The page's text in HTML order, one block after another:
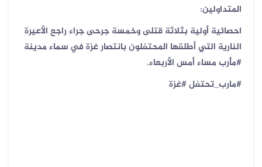
المتداولين:
احصائية أولية بثلاثة قتلى وخمسة جرحى جراء راجع الأعيرة
النارية التي أطلقها المحتفلون بانتصار غزة في سماء مدينة